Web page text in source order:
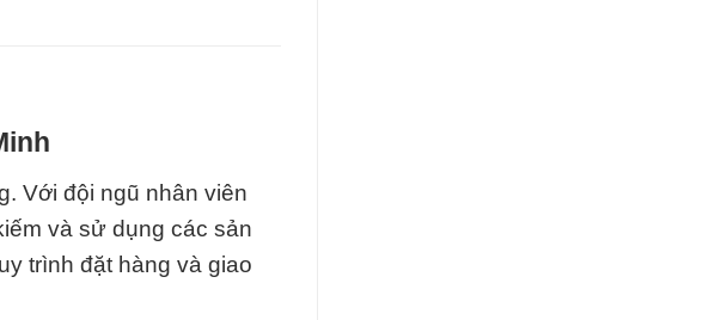
Với đội ngũ nhân viên
và sử dụng các sản
trình đặt hàng và giao